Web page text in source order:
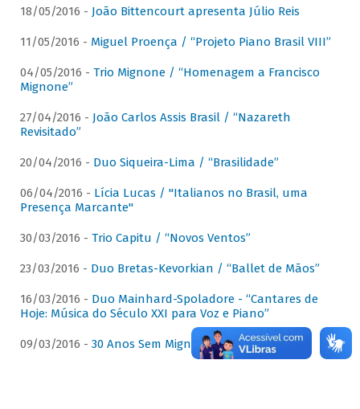
18/05/2016 - João Bittencourt apresenta Júlio Reis
11/05/2016 - Miguel Proença / “Projeto Piano Brasil VIII”
04/05/2016 - Trio Mignone / “Homenagem a Francisco
Mignone”
27/04/2016 - João Carlos Assis Brasil / “Nazareth
Revisitado”
20/04/2016 - Duo Siqueira-Lima / “Brasilidade”
06/04/2016 - Lícia Lucas / "Italianos no Brasil, uma
Presença Marcante"
30/03/2016 - Trio Capitu / “Novos Ventos”
23/03/2016 - Duo Bretas-Kevorkian / “Ballet de Mãos”
16/03/2016 - Duo Mainhard-Spoladore - “Cantares de
Hoje: Música do Século XXI para Voz e Piano”
09/03/2016 - 30 Anos Sem Mignone